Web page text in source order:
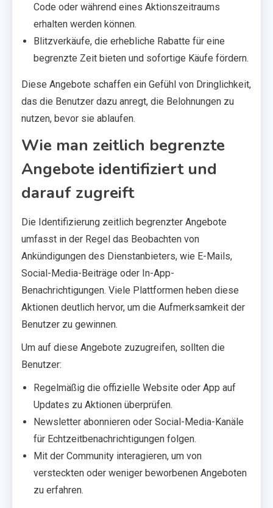
Code oder während eines Aktionszeitraums
erhalten werden können.
Blitzverkäufe, die erhebliche Rabatte für eine
begrenzte Zeit bieten und sofortige Käufe fördern.
Diese Angebote schaffen ein Gefühl von Dringlichkeit,
das die Benutzer dazu anregt, die Belohnungen zu
nutzen, bevor sie ablaufen.
Wie man zeitlich begrenzte
Angebote identifiziert und
darauf zugreift
Die Identifizierung zeitlich begrenzter Angebote
umfasst in der Regel das Beobachten von
Ankündigungen des Dienstanbieters, wie E-Mails,
Social-Media-Beiträge oder In-App-
Benachrichtigungen. Viele Plattformen heben diese
Aktionen deutlich hervor, um die Aufmerksamkeit der
Benutzer zu gewinnen.
Um auf diese Angebote zuzugreifen, sollten die
Benutzer:
Regelmäßig die offizielle Website oder App auf
Updates zu Aktionen überprüfen.
Newsletter abonnieren oder Social-Media-Kanäle
für Echtzeitbenachrichtigungen folgen.
Mit der Community interagieren, um von
versteckten oder weniger beworbenen Angeboten
zu erfahren.